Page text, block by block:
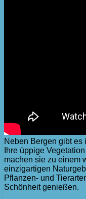
Neben Bergen gibt es
Ihre üppige
machen sie zu einem
einzigartigen
Pflanzen- und
Schönheit genießen.